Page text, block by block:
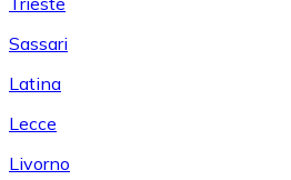
Sassari
Latina
Lecce
Livorno